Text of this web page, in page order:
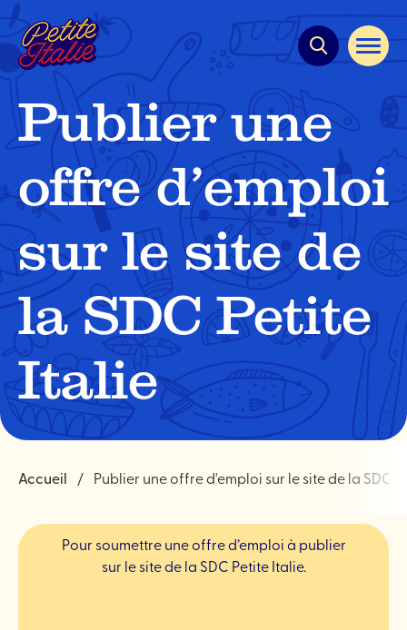
Navigation
rapide
Ouvrir
la
site
Publier une
offre d’emploi
sur le site de
la SDC Petite
Italie
Accueil Publier une offre d'emploi sur le site de la SDC
Pour soumettre une offre d’emploi à publier
sur le site de la SDC Petite Italie.